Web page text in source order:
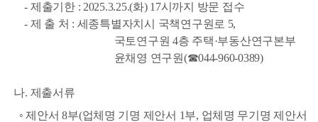
- 제출기한 : 2025.3.25.(화) 17시까지 방문 접수
- 제 출 처 : 세종특별자치시 국책연구원로 5,
국토연구원4층 주택 ·부동산연구본부
윤채영 연구원(☎044-960-0389)
나. 제출서류
◦ 제안서8부(업체명 기명 제안서 1부, 업체명 무기명 제안서